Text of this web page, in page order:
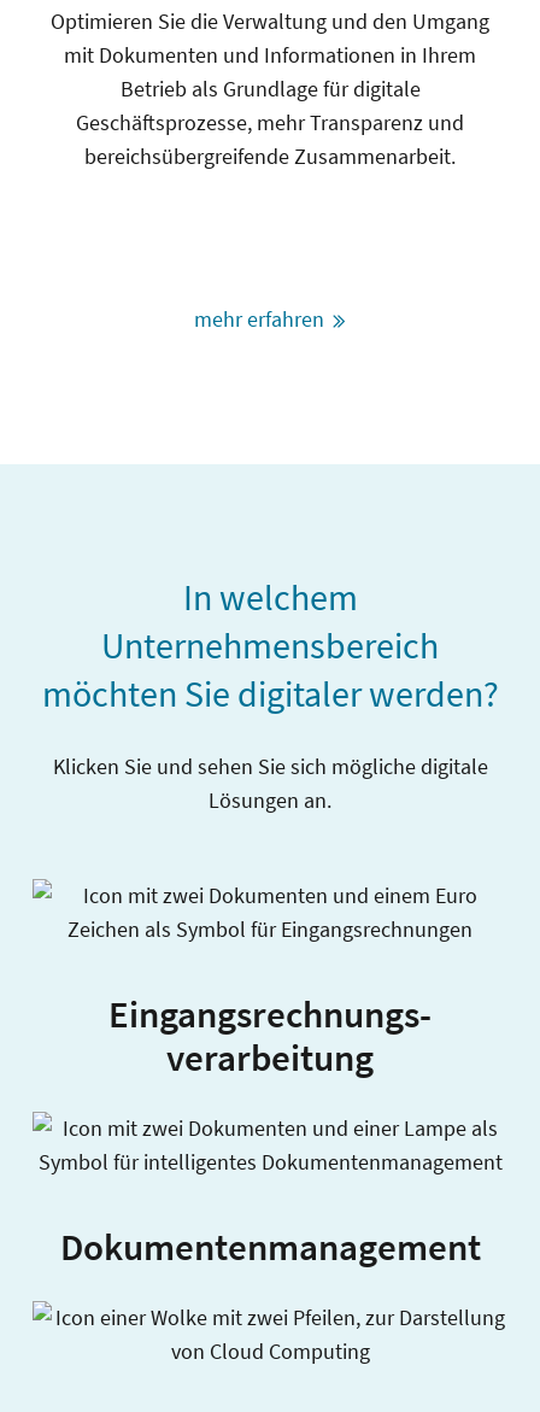
Optimieren Sie die Verwaltung und den Umgang
mit Dokumenten und Informationen in Ihrem
Betrieb als Grundlage für digitale
Geschäftsprozesse, mehr Transparenz und
bereichsübergreifende Zusammenarbeit.
mehr erfahren
In welchem
Unternehmensbereich
möchten Sie digitaler werden?
Klicken Sie und sehen Sie sich mögliche digitale
Lösungen an.
Eingangsrechnungs-
verarbeitung
Dokumentenmanagement